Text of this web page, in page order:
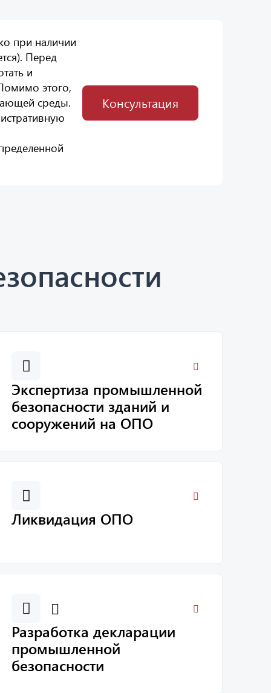
при наличии
Перед
и
этого,
среды.
Консультация
Экспертиза промышленной
безопасности зданий и
сооружений на ОПО
Ликвидация ОПО
Разработка декларации
промышленной
безопасности